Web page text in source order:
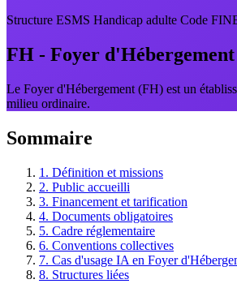
Structure ESMS Handicap adulte Code
FH - Foyer
Le Foyer d'Hébergement (FH) est un
milieu ordinaire.
Sommaire
1. Définition et missions
2. Public accueilli
3. Financement et tarification
4. Documents obligatoires
5. Cadre réglementaire
6. Conventions collectives
7. Cas d'usage IA en Foyer
8. Structures liées